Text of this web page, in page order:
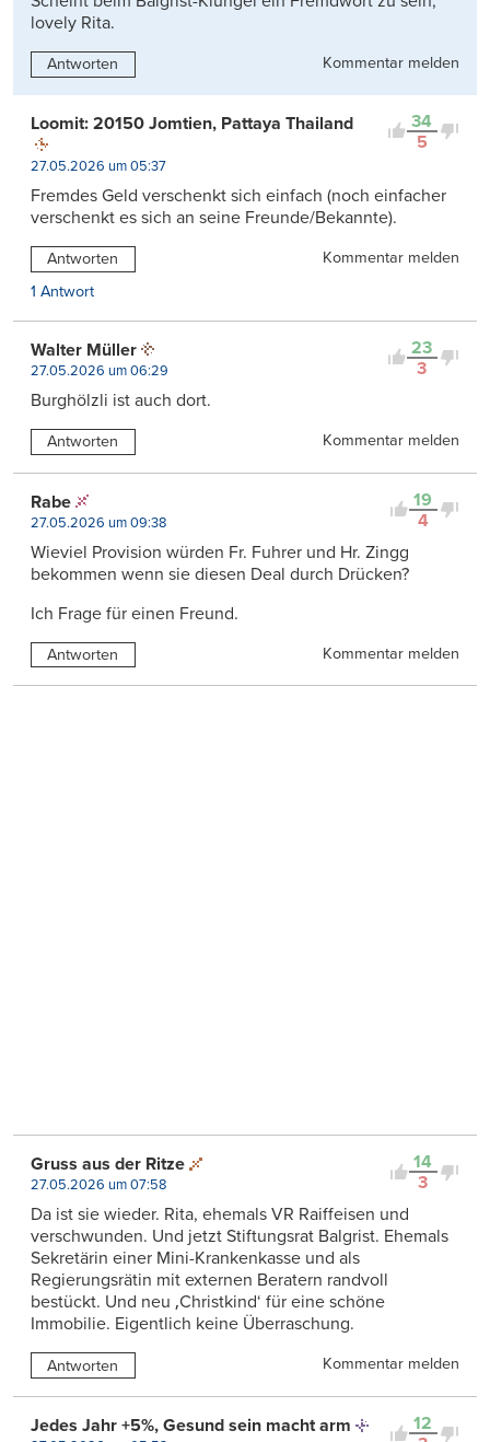
lovely Rita.
Antworten Kommentar melden
34
5
Loomit: 20150 Jomtien, Pattaya Thailand
27.05.2026 um 05:37
Fremdes Geld verschenkt sich einfach (noch einfacher
verschenkt es sich an seine Freunde/Bekannte).
Antworten
Kommentar melden
1 Antwort
23
3
Walter Müller
27.05.2026 um 06:29
Burghölzli ist auch dort.
Antworten Kommentar melden
19
4
Rabe
27.05.2026 um 09:38
Wieviel Provision würden Fr. Fuhrer und Hr. Zingg
bekommen wenn sie diesen Deal durch Drücken?
Ich Frage für einen Freund.
Antworten Kommentar melden
14
3
Gruss aus der Ritze
27.05.2026 um 07:58
Da ist sie wieder. Rita, ehemals VR Raiffeisen und
verschwunden. Und jetzt Stiftungsrat Balgrist. Ehemals
Sekretärin einer Mini-Krankenkasse und als
Regierungsrätin mit externen Beratern randvoll
bestückt. Und neu ‚Christkind‘ für eine schöne
Immobilie. Eigentlich keine Überraschung.
Antworten Kommentar melden
12
Jedes Jahr +5%, Gesund sein macht arm